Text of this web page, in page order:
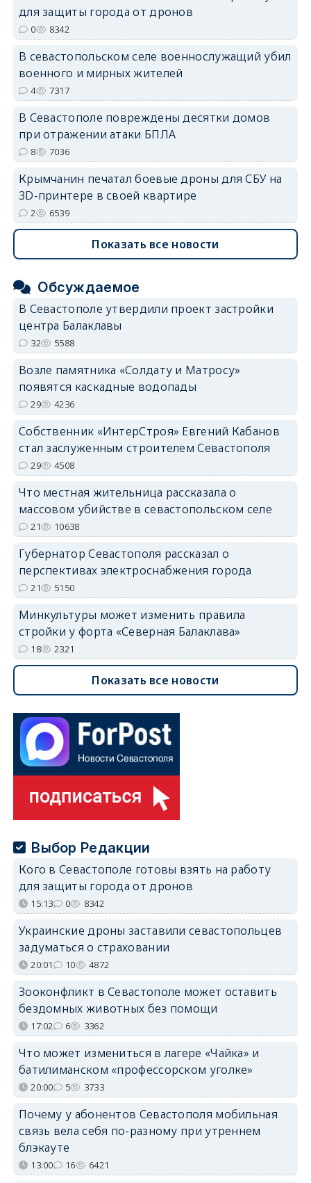
для защиты города от дронов
0 8342
В севастопольском селе военнослужащий убил
военного и мирных жителей
4 7317
В Севастополе повреждены десятки домов
при отражении атаки БПЛА
8 7036
Крымчанин печатал боевые дроны для СБУ на
3D-принтере в своей квартире
2 6539
Показать все новости
Обсуждаемое
В Севастополе утвердили проект застройки
центра Балаклавы
32 5588
Возле памятника «Солдату и Матросу»
появятся каскадные водопады
29 4236
Собственник «ИнтерСтроя» Евгений Кабанов
стал заслуженным строителем Севастополя
29 4508
Что местная жительница рассказала о
массовом убийстве в севастопольском селе
21 10638
Губернатор Севастополя рассказал о
перспективах электроснабжения города
21 5150
Минкультуры может изменить правила
стройки у форта «Северная Балаклава»
18 2321
Показать все новости
Выбор Редакции
Кого в Севастополе готовы взять на работу
для защиты города от дронов
15:13 0 8342
Украинские дроны заставили севастопольцев
задуматься о страховании
20:01 10 4872
Зооконфликт в Севастополе может оставить
бездомных животных без помощи
17:02 6 3362
Что может измениться в лагере «Чайка» и
батилиманском «профессорском уголке»
20:00 5 3733
Почему у абонентов Севастополя мобильная
связь вела себя по-разному при утреннем
блэкауте
13:00 16 6421